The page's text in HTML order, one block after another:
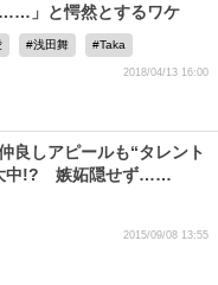
」と愕然とするワケ
浅田舞 Taka
2018/04/13 16:00
良しアピールも“タレント
中!? 嫉妬隠せず……
2015/09/08 13:55